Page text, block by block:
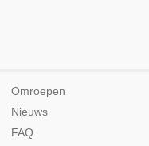
Omroepen
Nieuws
FAQ